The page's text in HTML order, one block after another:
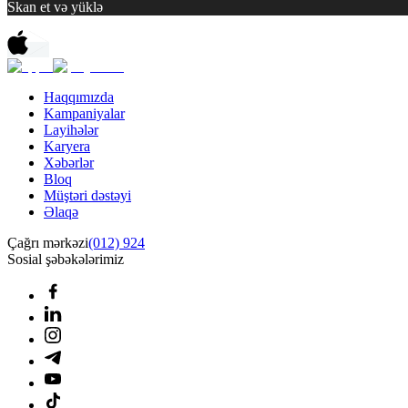
Skan et və yüklə
Haqqımızda
Kampaniyalar
Layihələr
Karyera
Xəbərlər
Bloq
Müştəri dəstəyi
Əlaqə
Çağrı mərkəzi(012) 924
Sosial şəbəkələrimiz